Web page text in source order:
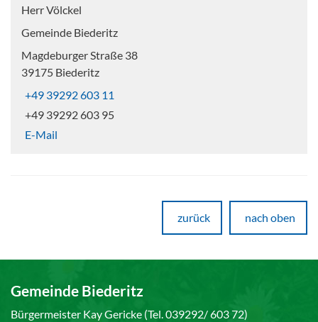
Herr Völckel
Gemeinde Biederitz
Magdeburger Straße 38
39175 Biederitz
+49 39292 603 11
+49 39292 603 95
E-Mail
zurück nach oben
Gemeinde Biederitz
Bürgermeister Kay Gericke (Tel. 039292/ 603 72)